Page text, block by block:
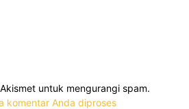
untuk mengurangi spam.
komentar Anda diproses